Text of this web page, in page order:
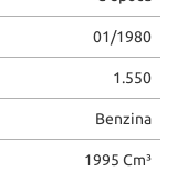
01/1980
1.550
Benzina
1995 Cm³